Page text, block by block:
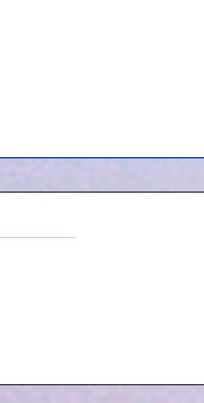
Quand c'est l'heure de